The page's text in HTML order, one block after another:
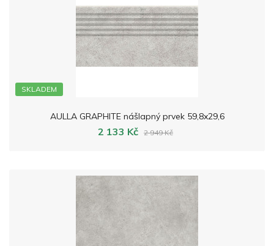
SKLADEM
AULLA GRAPHITE nášlapný prvek 59,8x29,6
2 133 Kč 2 949 Kč